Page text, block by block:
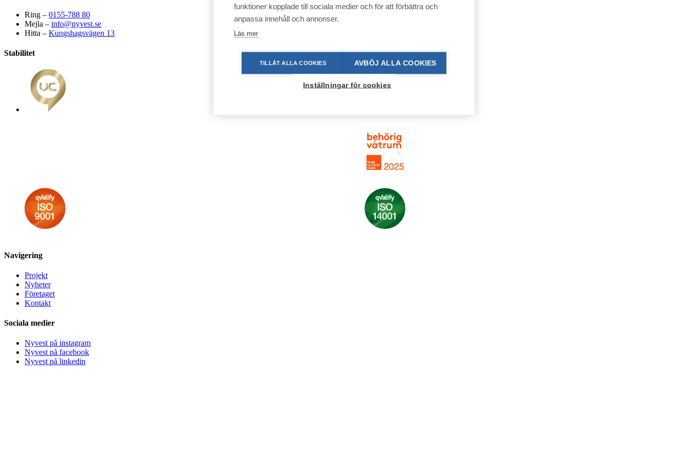
Ring – 0155-788 80
Mejla – info@nyvest.se
Hitta – Kungshagsvägen 13
Stabilitet
Navigering
Projekt
Nyheter
Företaget
Kontakt
Sociala medier
Nyvest på instagram
Nyvest på facebook
Nyvest på linkedin
funktioner kopplade till sociala medier och för att förbättra och
anpassa innehåll och annonser.
Läs mer
TILLÅT ALLA COOKIES AVBÖJ ALLA COOKIES
Inställningar för cookies